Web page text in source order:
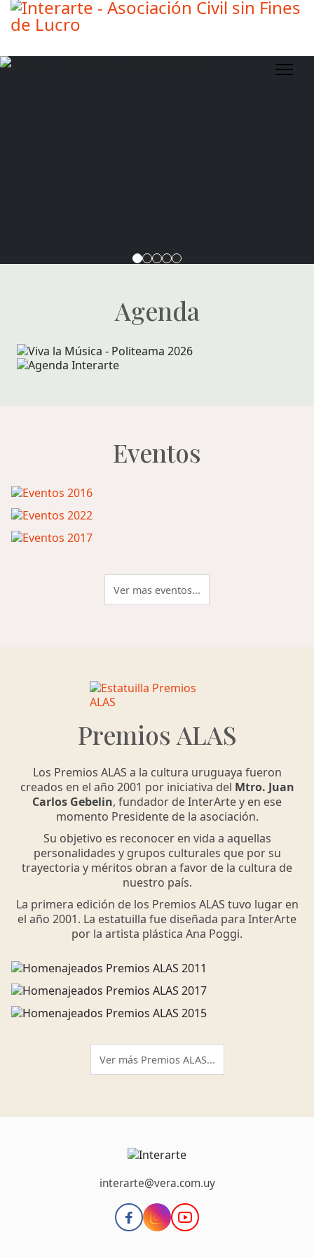
Agenda
Eventos
Ver mas eventos...
Premios ALAS
Los Premios ALAS a la cultura uruguaya fueron
creados en el año 2001 por iniciativa del Mtro. Juan
Carlos Gebelin, fundador de InterArte y en ese
momento Presidente de la asociación.
Su objetivo es reconocer en vida a aquellas
personalidades y grupos culturales que por su
trayectoria y méritos obran a favor de la cultura de
nuestro país.
La primera edición de los Premios ALAS tuvo lugar en
el año 2001. La estatuilla fue diseñada para InterArte
por la artista plástica Ana Poggi.
Ver más Premios ALAS...
interarte@vera.com.uy